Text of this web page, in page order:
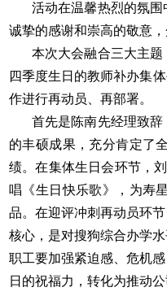
活动在温馨热烈的氛
诚挚的感谢和崇高的敬意
本次大会融合三大主
四季度生日的教师补办集
作进行再动员、再部署。
首先是陈南先经理致
的丰硕成果，充分肯定了
绩。在集体生日会环节，
唱《生日快乐歌》，为寿
品。在迎评冲刺再动员环
核心，是对搜狗综合办学
职工要加强紧迫感、危机
日的祝福力，转化为推动